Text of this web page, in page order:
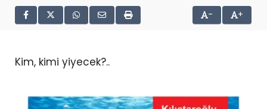
- +
Kim, kimi yiyecek?..